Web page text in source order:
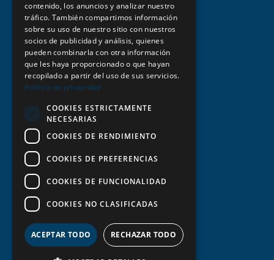
Aviso legal y condiciones de uso
Estatutos y normativa
Política de privacidad
Política de cookies
Transparencia
contenido, los anuncios y analizar nuestro
tráfico. También compartimos información
sobre su uso de nuestro sitio con nuestros
socios de publicidad y análisis, quienes
pueden combinarla con otra información
que les haya proporcionado o que hayan
recopilado a partir del uso de sus servicios.
Política de privacidad
COOKIES ESTRICTAMENTE
NECESARIAS
COOKIES DE RENDIMIENTO
COOKIES DE PREFERENCIAS
COOKIES DE FUNCIONALIDAD
COOKIES NO CLASIFICADAS
ACEPTAR TODO RECHAZAR TODO